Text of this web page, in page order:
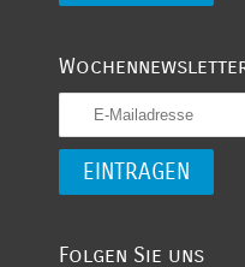
Folgen Sie uns